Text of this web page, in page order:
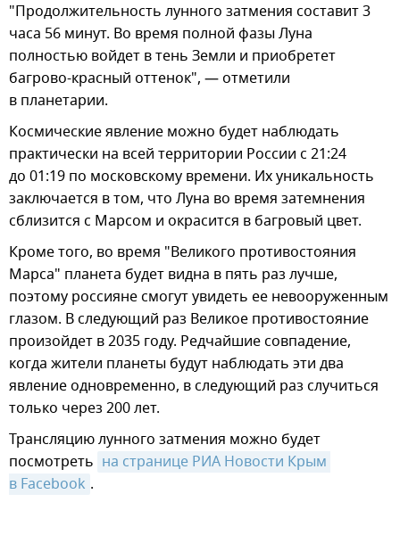
"Продолжительность лунного затмения составит 3
часа 56 минут. Во время полной фазы Луна
полностью войдет в тень Земли и приобретет
багрово-красный оттенок", — отметили
в планетарии.
Космические явление можно будет наблюдать
практически на всей территории России с 21:24
до 01:19 по московскому времени. Их уникальность
заключается в том, что Луна во время затемнения
сблизится с Марсом и окрасится в багровый цвет.
Кроме того, во время "Великого противостояния
Марса" планета будет видна в пять раз лучше,
поэтому россияне смогут увидеть ее невооруженным
глазом. В следующий раз Великое противостояние
произойдет в 2035 году. Редчайшие совпадение,
когда жители планеты будут наблюдать эти два
явление одновременно, в следующий раз случиться
только через 200 лет.
Трансляцию лунного затмения можно будет
посмотреть на странице РИА Новости Крым
в Facebook .